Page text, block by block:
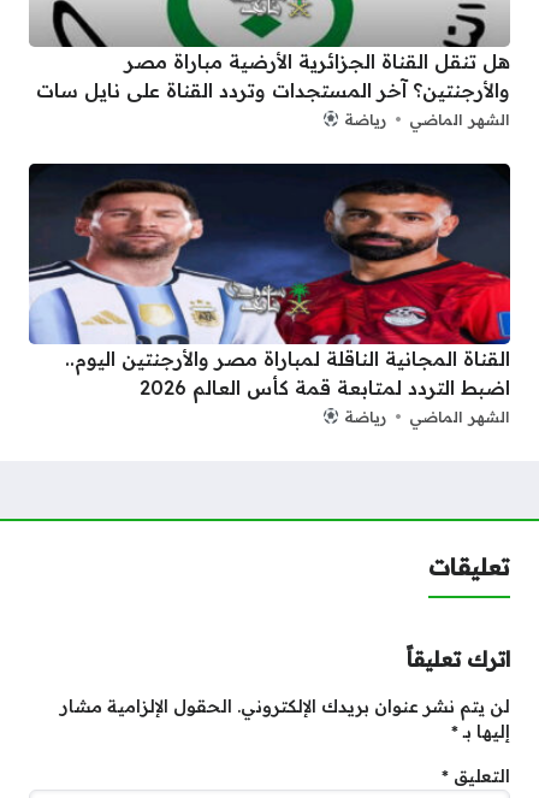
هل تنقل القناة الجزائرية الأرضية مباراة مصر
والأرجنتين؟ آخر المستجدات وتردد القناة على نايل سات
الشهر الماضي رياضة
القناة المجانية الناقلة لمباراة مصر والأرجنتين اليوم..
اضبط التردد لمتابعة قمة كأس العالم 2026
الشهر الماضي رياضة
تعليقات
اترك تعليقاً
لن يتم نشر عنوان بريدك الإلكتروني. الحقول الإلزامية مشار
إليها بـ*
التعليق *